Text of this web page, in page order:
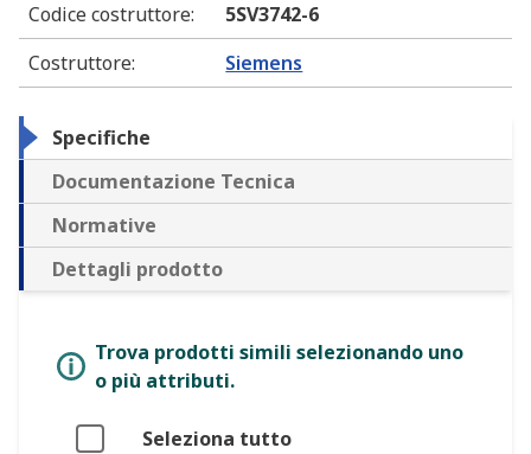
Codice costruttore:
5SV3742-6
Costruttore: Siemens
Specifiche
Documentazione Tecnica
Normative
Dettagli prodotto
Trova prodotti simili selezionando uno
o più attributi.
Seleziona tutto